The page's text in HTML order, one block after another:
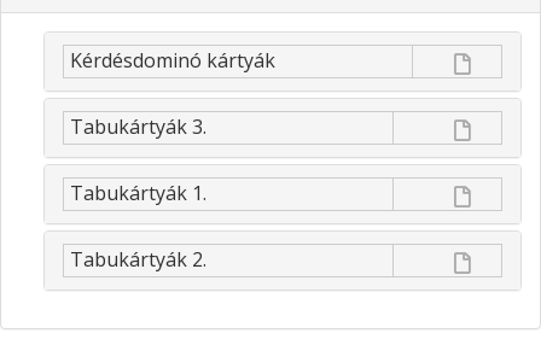
Kérdésdominó kártyák
Tabukártyák 3.
Tabukártyák 1.
Tabukártyák 2.